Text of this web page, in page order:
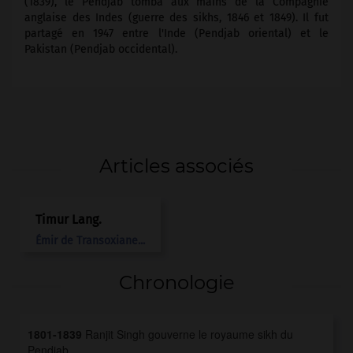
anglaise des Indes (guerre des sikhs, 1846 et 1849). Il fut
partagé en 1947 entre l'Inde (Pendjab oriental) et le
Pakistan (Pendjab occidental).
Articles associés
Timur Lang.
Chronologie
1801-1839 Ranjit Singh gouverne le royaume sikh du
Pendjab.